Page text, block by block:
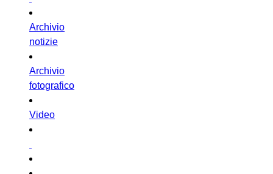
Archivio
notizie
Archivio
fotografico
Video